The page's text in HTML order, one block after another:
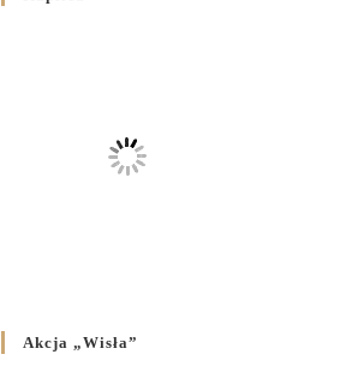
Родин
Справ Молоді та встановленя
складу Катихитичної Комісії
днях 2-12 липня 2024 р.”
Akcja „Wisła”